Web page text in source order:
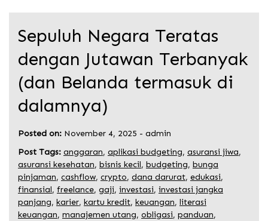
Sepuluh Negara Teratas
dengan Jutawan Terbanyak
(dan Belanda termasuk di
dalamnya)
Posted on: November 4, 2025 - admin
Post Tags: anggaran, aplikasi budgeting, asuransi jiwa,
asuransi kesehatan, bisnis kecil, budgeting, bunga
pinjaman, cashflow, crypto, dana darurat, edukasi,
finansial, freelance, gaji, investasi, investasi jangka
panjang, karier, kartu kredit, keuangan, literasi
keuangan, manajemen utang, obligasi, panduan,